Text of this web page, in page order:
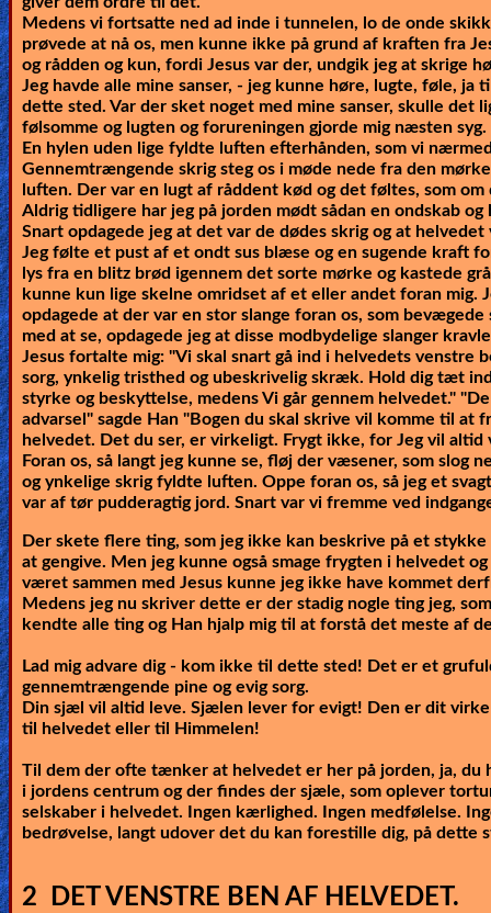
Medens vi fortsatte ned ad inde i tunnelen, lo de onde
prøvede at nå os, men kunne ikke på grund af kraften fra
og rådden og kun, fordi Jesus var der, undgik jeg at skrige
Jeg havde alle mine sanser, - jeg kunne høre, lugte, føle, ja
dette sted. Var der sket noget med mine sanser, skulle det
følsomme og lugten og forureningen gjorde mig næsten syg.
En hylen uden lige fyldte luften efterhånden, som vi
Gennemtrængende skrig steg os i møde nede fra den
luften. Der var en lugt af råddent kød og det føltes, som om
Aldrig tidligere har jeg på jorden mødt sådan en ondskab
Snart opdagede jeg at det var de dødes skrig og at
Jeg følte et pust af et ondt sus blæse og en sugende kraft
lys fra en blitz brød igennem det sorte mørke og kastede
kunne kun lige skelne omridset af et eller andet foran mig.
opdagede at der var en stor slange foran os, som
med at se, opdagede jeg at disse modbydelige slanger
Jesus fortalte mig: "Vi skal snart gå ind i helvedets venstre
sorg, ynkelig tristhed og ubeskrivelig skræk. Hold dig tæt
styrke og beskyttelse, medens Vi går gennem helvedet."
advarsel" sagde Han "Bogen du skal skrive vil komme til at
helvedet. Det du ser, er virkeligt. Frygt ikke, for Jeg vil altid
Foran os, så langt jeg kunne se, fløj der væsener, som slog
og ynkelige skrig fyldte luften. Oppe foran os, så jeg et
var af tør pudderagtig jord. Snart var vi fremme ved
Der skete flere ting, som jeg ikke kan beskrive på et
at gengive. Men jeg kunne også smage frygten i helvedet
været sammen med Jesus kunne jeg ikke have kommet
Medens jeg nu skriver dette er der stadig nogle ting jeg,
kendte alle ting og Han hjalp mig til at forstå det meste af
Lad mig advare dig - kom ikke til dette sted! Det er et
gennemtrængende pine og evig sorg.
Din sjæl vil altid leve. Sjælen lever for evigt! Den er dit
til helvedet eller til Himmelen!
Til dem der ofte tænker at helvedet er her på jorden, ja,
i jordens centrum og der findes der sjæle, som oplever
selskaber i helvedet. Ingen kærlighed. Ingen medfølelse.
bedrøvelse, langt udover det du kan forestille dig, på dette
2 DET VENSTRE BEN AF HELVEDET.